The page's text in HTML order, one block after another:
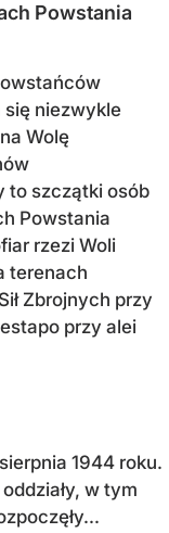
Powstania
się niezwykle
Wolę
to szczątki osób
Powstania
rzezi Woli
terenach
Zbrojnych przy
przy alei
1944 roku.
w tym